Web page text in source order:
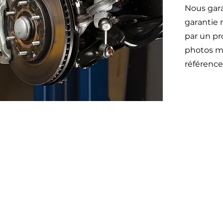
Nous
garantie
par un
photos